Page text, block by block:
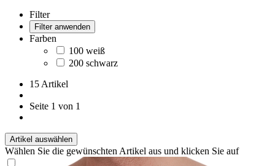
Filter
Filter anwenden
Farben
100 weiß
200 schwarz
15 Artikel
Seite 1 von 1
Artikel auswählen
Wählen Sie die gewünschten Artikel aus und klicken Sie auf